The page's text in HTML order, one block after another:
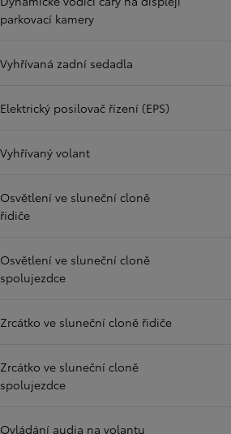
parkovací kamery
Vyhřívaná zadní sedadla
Elektrický posilovač řízení (EPS)
Vyhřívaný volant
Osvětlení ve sluneční cloně
řidiče
Osvětlení ve sluneční cloně
spolujezdce
Zrcátko ve sluneční cloně řidiče
Zrcátko ve sluneční cloně
spolujezdce
Ovládání audia na volantu